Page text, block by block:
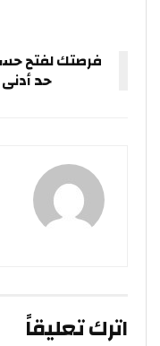
فرصتك لفتح
حد
اترك تعليقاً